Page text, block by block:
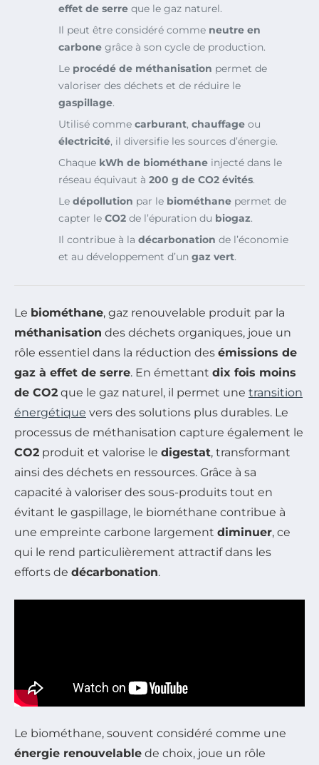
effet de serre que le gaz naturel.
Il peut être considéré comme neutre en
carbone grâce à son cycle de production.
Le procédé de méthanisation permet de
valoriser des déchets et de réduire le
gaspillage.
Utilisé comme carburant, chauffage ou
électricité, il diversifie les sources d’énergie.
Chaque kWh de biométhane injecté dans le
réseau équivaut à 200 g de CO2 évités.
Le dépollution par le biométhane permet de
capter le CO2 de l’épuration du biogaz.
Il contribue à la décarbonation de l’économie
et au développement d’un gaz vert.
Le biométhane, gaz renouvelable produit par la
méthanisation des déchets organiques, joue un
rôle essentiel dans la réduction des émissions de
gaz à effet de serre. En émettant dix fois moins
de CO2 que le gaz naturel, il permet une transition
énergétique vers des solutions plus durables. Le
processus de méthanisation capture également le
CO2 produit et valorise le digestat, transformant
ainsi des déchets en ressources. Grâce à sa
capacité à valoriser des sous-produits tout en
évitant le gaspillage, le biométhane contribue à
une empreinte carbone largement diminuer, ce
qui le rend particulièrement attractif dans les
efforts de décarbonation.
Le biométhane, souvent considéré comme une
énergie renouvelable de choix, joue un rôle